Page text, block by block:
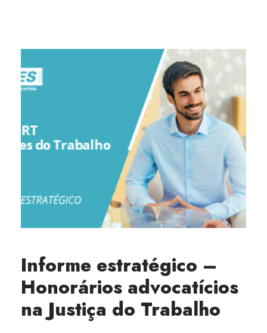
Informe estratégico –
Honorários advocatícios
na Justiça do Trabalho